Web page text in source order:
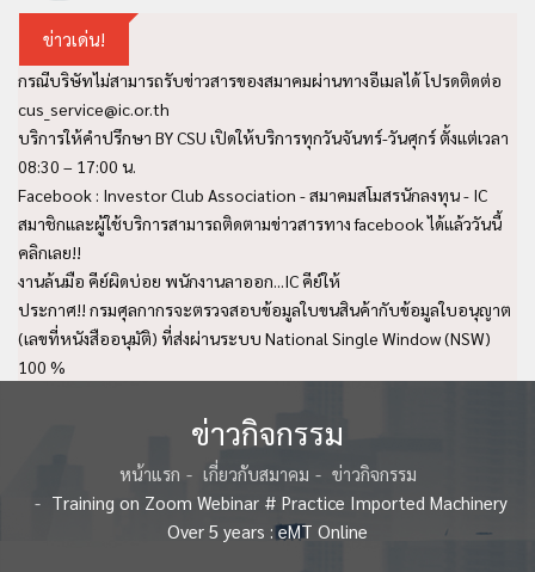
ข่าวเด่น!
กรณีบริษัทไม่สามารถรับข่าวสารของสมาคมผ่านทางอีเมลได้ โปรดติดต่อ
cus_service@ic.or.th
บริการให้คำปรึกษา BY CSU เปิดให้บริการทุกวันจันทร์-วันศุกร์ ตั้งแต่เวลา
08:30 – 17:00 น.
Facebook : Investor Club Association - สมาคมสโมสรนักลงทุน - IC
สมาชิกและผู้ใช้บริการสามารถติดตามข่าวสารทาง facebook ได้แล้ววันนี้
คลิกเลย!!
งานล้นมือ คีย์ผิดบ่อย พนักงานลาออก...IC คีย์ให้
ประกาศ!! กรมศุลกากรจะตรวจสอบข้อมูลใบขนสินค้ากับข้อมูลใบอนุญาต
(เลขที่หนังสืออนุมัติ) ที่ส่งผ่านระบบ National Single Window (NSW)
100 %
ข่าวกิจกรรม
หน้าแรก เกี่ยวกับสมาคม
ข่าวกิจกรรม
Training on Zoom Webinar # Practice Imported Machinery
Over 5 years : eMT Online